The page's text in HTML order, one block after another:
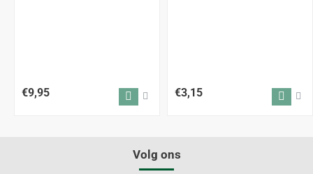
€9,95 €3,15
Volg ons